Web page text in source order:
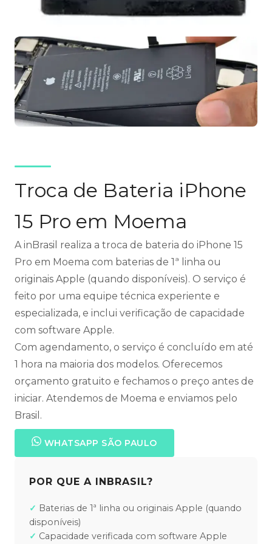
Troca de Bateria iPhone
15 Pro em Moema
A inBrasil realiza a troca de bateria do iPhone 15
Pro em Moema com baterias de 1ª linha ou
originais Apple (quando disponíveis). O serviço é
feito por uma equipe técnica experiente e
especializada, e inclui verificação de capacidade
com software Apple.
Com agendamento, o serviço é concluído em até
1 hora na maioria dos modelos. Oferecemos
orçamento gratuito e fechamos o preço antes de
iniciar. Atendemos de Moema e enviamos pelo
Brasil.
WHATSAPP SÃO PAULO
POR QUE A INBRASIL?
Baterias de 1ª linha ou originais Apple (quando
disponíveis)
Capacidade verificada com software Apple